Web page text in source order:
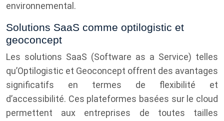
environnemental.
Solutions SaaS comme optilogistic et
geoconcept
Les solutions SaaS (Software as a Service) telles
qu’Optilogistic et Geoconcept offrent des avantages
significatifs en termes de flexibilité et
d’accessibilité. Ces plateformes basées sur le cloud
permettent aux entreprises de toutes tailles